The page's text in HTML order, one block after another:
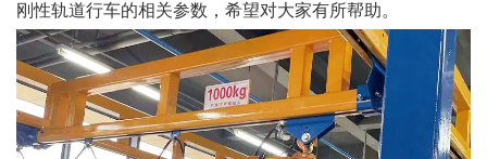
刚性轨道行车的相关参数，希望对大家有所帮助。